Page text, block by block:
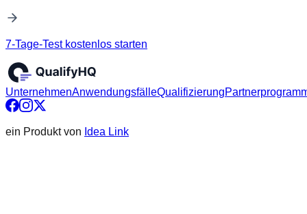
7-Tage-Test kostenlos starten
UnternehmenAnwendungsfälleQualifizierung
ein Produkt von Idea Link